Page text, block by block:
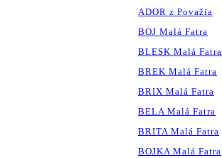
ADOR z Považia
BOJ Malá Fatra
BLESK Malá Fatra
BREK Malá Fatra
BRIX Malá Fatra
BELA Malá Fatra
BRITA Malá Fatra
BOJKA Malá Fatra